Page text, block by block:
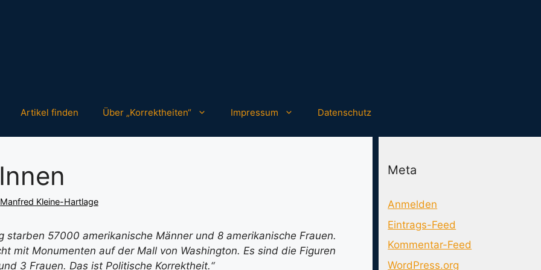
Artikel finden Über „Korrektheiten“ Impressum Datenschutz
Manfred Kleine-Hartlage
starben 57000 amerikanische Männer und 8 amerikanische Frauen.
mit Monumenten auf der Mall von Washington. Es sind die Figuren
3 Frauen. Das ist Politische Korrektheit.“
Meta
Anmelden
Eintrags-Feed
Kommentar-Feed
WordPress.org